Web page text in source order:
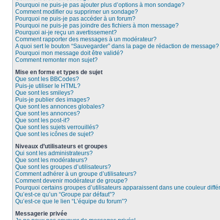
Pourquoi ne puis-je pas ajouter plus d’options à mon sondage?
Comment modifier ou supprimer un sondage?
Pourquoi ne puis-je pas accéder à un forum?
Pourquoi ne puis-je pas joindre des fichiers à mon message?
Pourquoi ai-je reçu un avertissement?
Comment rapporter des messages à un modérateur?
A quoi sert le bouton “Sauvegarder” dans la page de rédaction de message?
Pourquoi mon message doit être validé?
Comment remonter mon sujet?
Mise en forme et types de sujet
Que sont les BBCodes?
Puis-je utiliser le HTML?
Que sont les smileys?
Puis-je publier des images?
Que sont les annonces globales?
Que sont les annonces?
Que sont les post-it?
Que sont les sujets verrouillés?
Que sont les icônes de sujet?
Niveaux d’utilisateurs et groupes
Qui sont les administrateurs?
Que sont les modérateurs?
Que sont les groupes d’utilisateurs?
Comment adhérer à un groupe d’utilisateurs?
Comment devenir modérateur de groupe?
Pourquoi certains groupes d’utilisateurs apparaissent dans une couleur
Qu’est-ce qu’un “Groupe par défaut”?
Qu’est-ce que le lien “L’équipe du forum”?
Messagerie privée